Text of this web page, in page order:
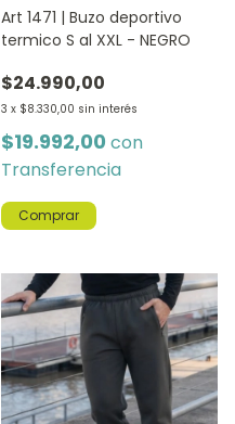
Art 1471 | Buzo deportivo
termico S al XXL - NEGRO
$24.990,00
3 x $8.330,00 sin interés
$19.992,00 con
Transferencia
Comprar